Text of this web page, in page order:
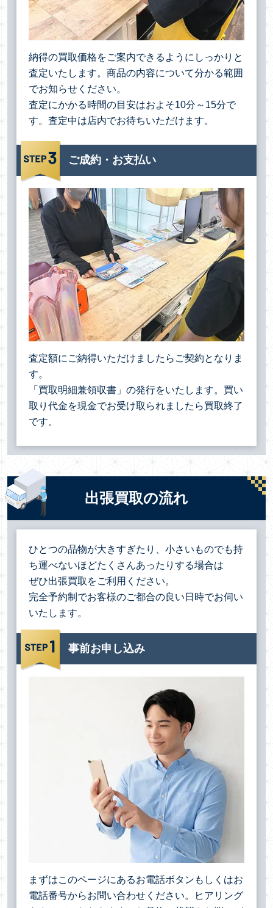
納得の買取価格をご案内できるようにしっかりと
査定いたします。商品の内容について分かる範囲
でお知らせください。
査定にかかる時間の目安はおよそ10分～15分で
す。査定中は店内でお待ちいただけます。
ご成約・お支払い
査定額にご納得いただけましたらご契約となりま
す。
「買取明細兼領収書」の発行をいたします。買い
取り代金を現金でお受け取られましたら買取終了
です。
出張買取の流れ
ひとつの品物が大きすぎたり、小さいものでも持
ち運べないほどたくさんあったりする場合は
ぜひ出張買取をご利用ください。
完全予約制でお客様のご都合の良い日時でお伺い
いたします。
事前お申し込み
まずはこのページにあるお電話ボタンもしくはお
電話番号からお問い合わせください。ヒアリング